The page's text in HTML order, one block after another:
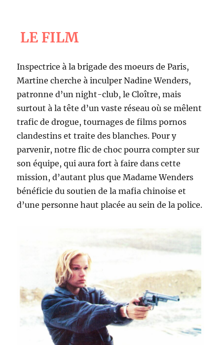
LE FILM
Inspectrice à la brigade des moeurs de Paris,
Martine cherche à inculper Nadine Wenders,
patronne d’un night-club, le Cloître, mais
surtout à la tête d’un vaste réseau où se mêlent
trafic de drogue, tournages de films pornos
clandestins et traite des blanches. Pour y
parvenir, notre flic de choc pourra compter sur
son équipe, qui aura fort à faire dans cette
mission, d’autant plus que Madame Wenders
bénéficie du soutien de la mafia chinoise et
d’une personne haut placée au sein de la police.